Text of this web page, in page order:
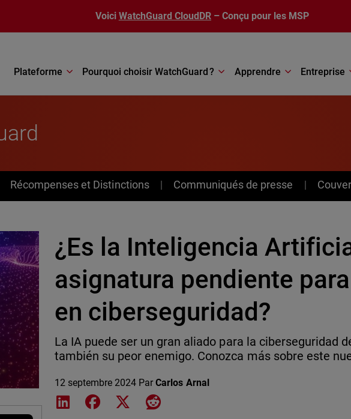
Voici WatchGuard CloudDR – Conçu pour les MSP
Plateforme Pourquoi choisir WatchGuard ? Apprendre Entreprise
Récompenses et Distinctions Communiqués de presse
¿Es la Inteligencia
asignatura pendiente
en ciberseguridad?
La IA puede ser un gran aliado para la ciberseguridad
también su peor enemigo. Conozca más sobre este
12 septembre 2024 ParCarlos Arnal
Share on LinkedIn
Share on Facebook
Share on XShare on Reddit